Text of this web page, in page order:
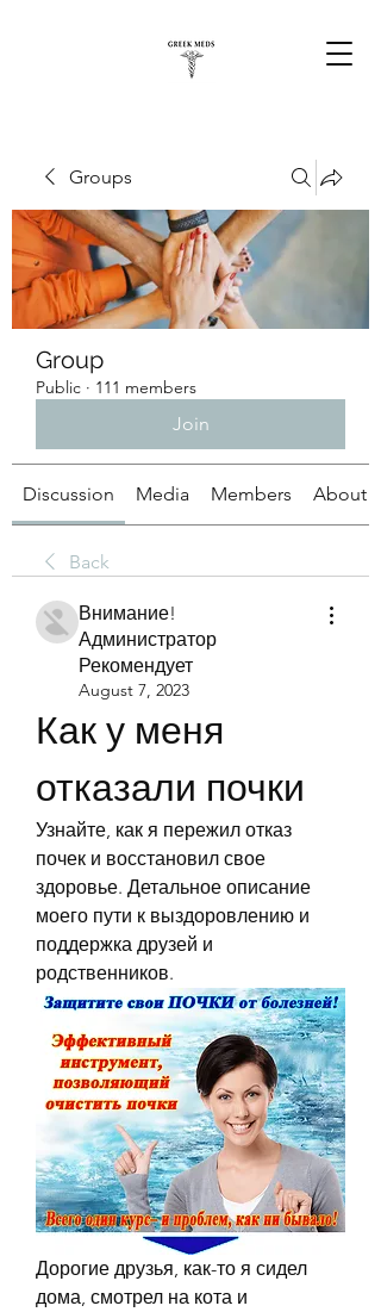
Groups
Group
Public · 111 members
Join
Discussion Media Members About
Back
Внимание!
Администратор
Рекомендует
August 7, 2023
Как у меня
отказали почки
Узнайте, как я пережил отказ
почек и восстановил свое
здоровье. Детальное описание
моего пути к выздоровлению и
поддержка друзей и
родственников.
Дорогие друзья, как-то я сидел
дома, смотрел на кота и